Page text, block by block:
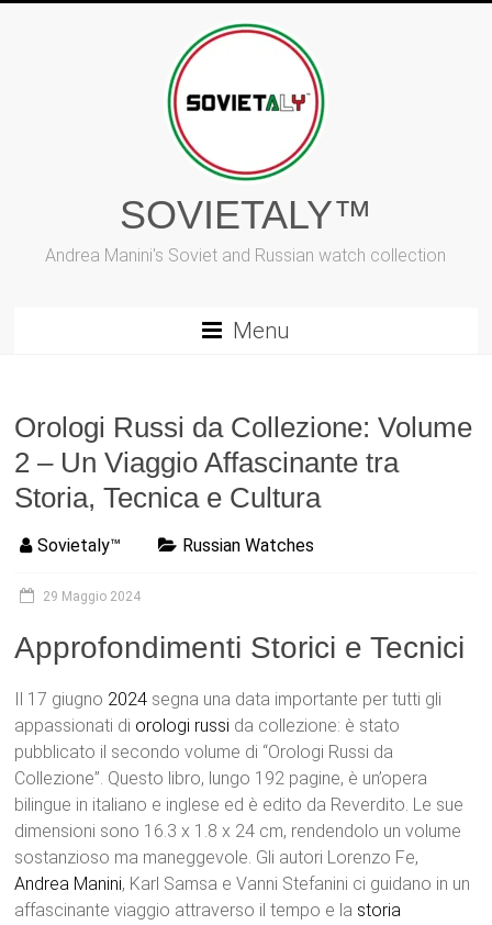
SOVIETALY™
Andrea Manini's Soviet and Russian watch collection
Menu
Orologi Russi da Collezione: Volume
2 – Un Viaggio Affascinante tra
Storia, Tecnica e Cultura
Sovietaly™ Russian Watches
29 Maggio 2024
Approfondimenti Storici e Tecnici
Il 17 giugno 2024 segna una data importante per tutti gli
appassionati di orologi russi da collezione: è stato
pubblicato il secondo volume di “Orologi Russi da
Collezione”. Questo libro, lungo 192 pagine, è un’opera
bilingue in italiano e inglese ed è edito da Reverdito. Le sue
dimensioni sono 16.3 x 1.8 x 24 cm, rendendolo un volume
sostanzioso ma maneggevole. Gli autori Lorenzo Fe,
Andrea Manini, Karl Samsa e Vanni Stefanini ci guidano in un
affascinante viaggio attraverso il tempo e la storia